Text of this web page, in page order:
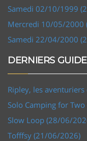
Samedi 02/10/1999
Mercredi 10/05/2000
Samedi 22/04/2000
DERNIERS
Ripley, les
Solo Camping for
Slow Loop (28/06/
Tofffsy (21/06/2026)